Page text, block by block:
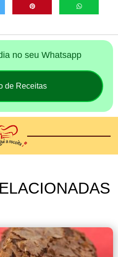
no seu Whatsapp
de Receitas